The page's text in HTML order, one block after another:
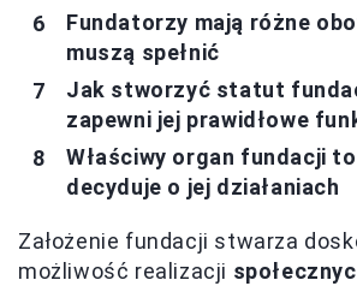
Fundatorzy mają różne
muszą spełnić
Jak stworzyć statut
zapewni jej prawidłowe
Właściwy organ fundacji
decyduje o jej działaniach
Założenie fundacji stwarza
możliwość realizacji